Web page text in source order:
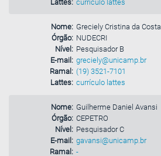
Lattes: currículo lattes
Nome: Greciely Cristina da Costa
Órgão: NUDECRI
Nível: Pesquisador B
E-mail: greciely@unicamp.br
Ramal: (19) 3521-7101
Lattes: currículo lattes
Nome: Guilherme Daniel Avansi
Órgão: CEPETRO
Nível: Pesquisador C
E-mail: gavansi@unicamp.br
Ramal: -